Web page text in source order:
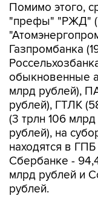
Помимо этого,
"префы" "РЖД"
Газпромбанка
обыкновенные
млрд рублей),
рублей), ГТЛК
(3 трлн 106
рублей), на
находятся в
Сбербанке -
млрд рублей и
рублей.